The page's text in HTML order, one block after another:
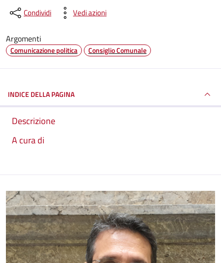
Condividi Vedi azioni
Argomenti
Comunicazione politica Consiglio Comunale
INDICE DELLA PAGINA
Descrizione
A cura di